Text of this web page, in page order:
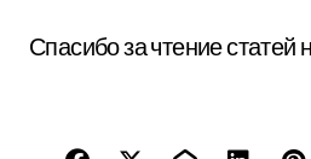
Спасибо за чтение